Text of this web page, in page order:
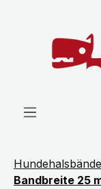
Bandbreite 25